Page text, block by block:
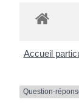
Accueil
Question-